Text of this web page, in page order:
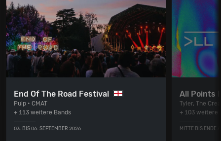
End Of The Road Festival
Pulp • CMAT
+ 113 weitere Bands
03. BIS 06. SEPTEMBER 2026
All Points
Tyler, The
+ 103 weitere
MITTE BIS ENDE